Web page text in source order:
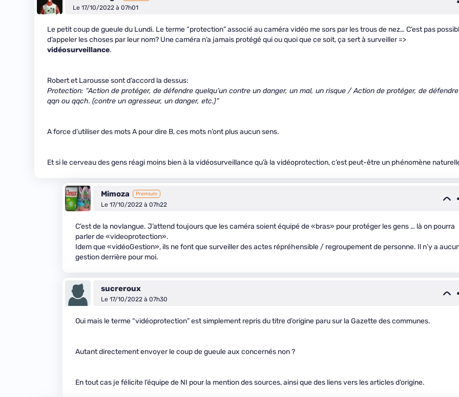
Le 17/10/2022 à 07h01
Le petit coup de gueule du Lundi. Le terme “protection” associé au caméra vidéo me sors par les trous de nez… C’est pas
d’appeler les choses par leur nom? Une caméra n’a jamais protégé qui ou quoi que ce soit, ça sert à surveiller =>
vidéosurveillance.
Robert et Larousse sont d’accord la dessus:
Protection: “Action de protéger, de défendre quelqu’un contre un danger, un mal, un risque / Action de protéger, de défendre
qqn ou qqch. (contre un agresseur, un danger, etc.)”
A force d’utiliser des mots A pour dire B, ces mots n’ont plus aucun sens.
Et si le cerveau des gens réagi moins bien à la vidéosurveillance qu’à la vidéoprotection, c’est peut-être un phénomène
Mimoza Premium
Le 17/10/2022 à 07h22
C’est de la novlangue. J’attend toujours que les caméra soient équipé de «bras» pour protéger les gens … là on pourra
parler de «videoprotection».
Idem que «vidéoGestion», ils ne font que surveiller des actes répréhensible / regroupement de personne. Il n’y a
gestion derrière pour moi.
sucreroux
Le 17/10/2022 à 07h30
Oui mais le terme “vidéoprotection” est simplement repris du titre d’origine paru sur la Gazette des communes.
Autant directement envoyer le coup de gueule aux concernés non ?
En tout cas je félicite l’équipe de NI pour la mention des sources, ainsi que des liens vers les articles d’origine.